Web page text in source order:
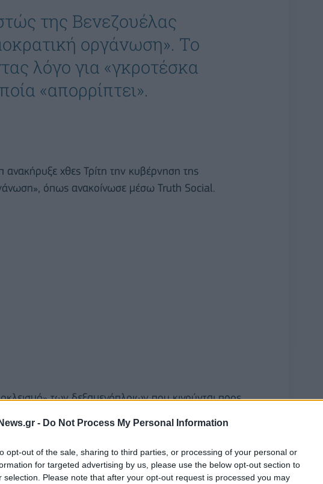
- Do Not Process My Personal Information
opt-out of the sale, sharing to third parties, or processing of your personal or
for targeted advertising by us, please use the below opt-out section to
selection. Please note that after your opt-out request is processed you may
της Βενεζουέλας
οργάνωση». Το
λόγο για «γκροτέσκα
«απορρίπτει».
χθες Τρίτη την κυβέρνηση της
όπως ανακοίνωσε μέσω Truth Social.
των δεξαμενόπλοιων που κινούνται προς
ΗΠΑ θα προχωρήσουν στην επιβολή αποκλεισμού
κυρώσεις πετρελαιοφόρα
την οικονομική πίεση στο Καράκας και ανοίγοντας